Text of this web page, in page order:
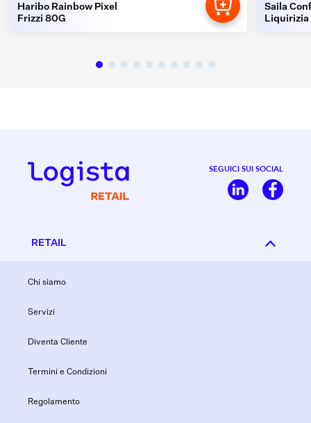
Haribo Rainbow Pixel
Frizzi 80G
Saila
Liquirizia
SEGUICI SUI SOCIAL
RETAIL
Chi siamo
Servizi
Diventa Cliente
Termini e Condizioni
Regolamento